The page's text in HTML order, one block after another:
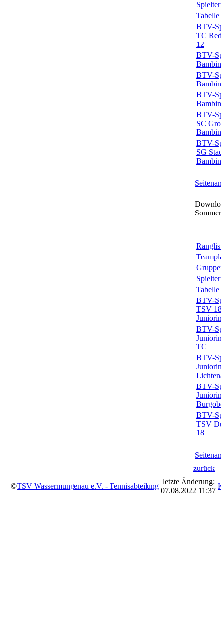
Tabelle
BTV-
TC
12
BTV-
BTV-
BTV-
BTV-
SC
BTV-
SG
Tabelle
BTV-
TSV
BTV-
TC
BTV-
BTV-
BTV-
TSV
18
zurück
©TSV Wassermungenau e.V. - Tennisabteilung
letzte Änderung:
07.08.2022 11:37